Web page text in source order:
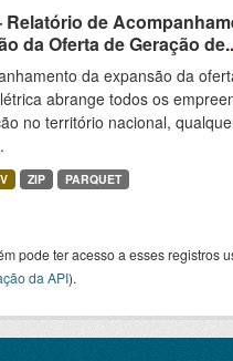
Relatório de
da Oferta de Geração
da expansão da
abrange todos os
no território nacional,
ZIP PARQUET
pode ter acesso a esses registros
da API).